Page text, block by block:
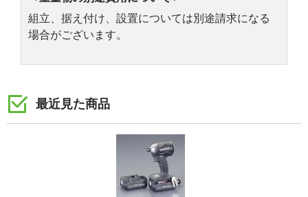
組立、据え付け、設置については別途請求になる
場合がございます。
最近見た商品